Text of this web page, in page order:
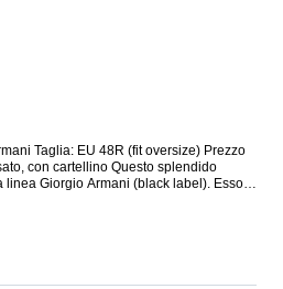
Prezzo
Giorgio Armani (black label). Esso
piacevole da indossare. Made in